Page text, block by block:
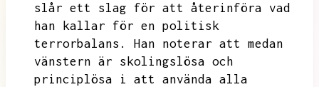
slår ett slag för att återinföra vad
han kallar för en politisk
terrorbalans.
Han noterar att medan
vänstern är skolingslösa och
principlösa i att använda alla